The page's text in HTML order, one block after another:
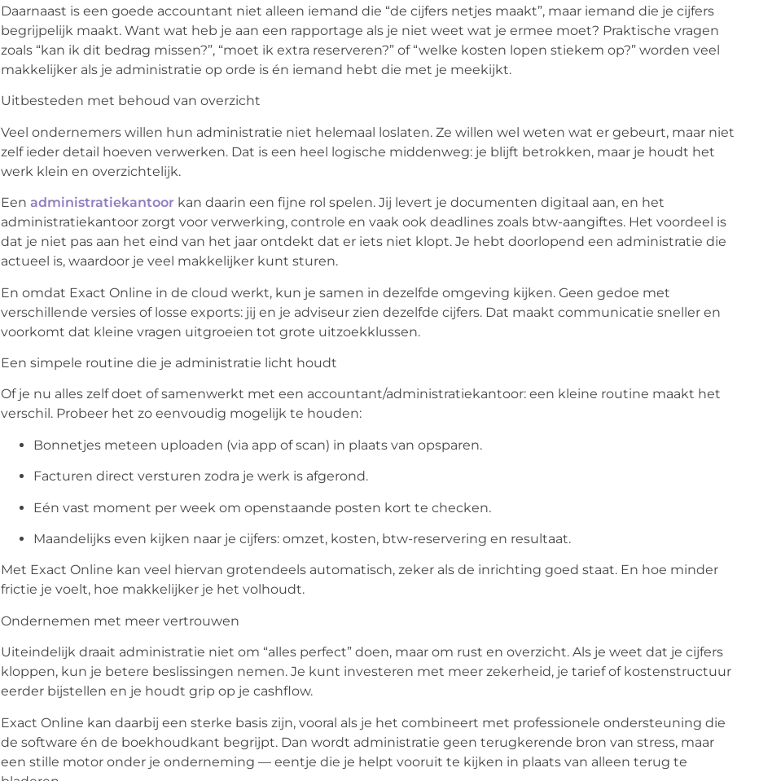
Daarnaast is een goede accountant niet alleen iemand die “de cijfers netjes maakt”, maar iemand die je cijfers
begrijpelijk maakt. Want wat heb je aan een rapportage als je niet weet wat je ermee moet? Praktische vragen
zoals “kan ik dit bedrag missen?”, “moet ik extra reserveren?” of “welke kosten lopen stiekem op?” worden veel
makkelijker als je administratie op orde is én iemand hebt die met je meekijkt.
Uitbesteden met behoud van overzicht
Veel ondernemers willen hun administratie niet helemaal loslaten. Ze willen wel weten wat er gebeurt, maar niet
zelf ieder detail hoeven verwerken. Dat is een heel logische middenweg: je blijft betrokken, maar je houdt het
werk klein en overzichtelijk.
Een administratiekantoor kan daarin een fijne rol spelen. Jij levert je documenten digitaal aan, en het
administratiekantoor zorgt voor verwerking, controle en vaak ook deadlines zoals btw-aangiftes. Het voordeel is
dat je niet pas aan het eind van het jaar ontdekt dat er iets niet klopt. Je hebt doorlopend een administratie die
actueel is, waardoor je veel makkelijker kunt sturen.
En omdat Exact Online in de cloud werkt, kun je samen in dezelfde omgeving kijken. Geen gedoe met
verschillende versies of losse exports: jij en je adviseur zien dezelfde cijfers. Dat maakt communicatie sneller en
voorkomt dat kleine vragen uitgroeien tot grote uitzoekklussen.
Een simpele routine die je administratie licht houdt
Of je nu alles zelf doet of samenwerkt met een accountant/administratiekantoor: een kleine routine maakt het
verschil. Probeer het zo eenvoudig mogelijk te houden:
Bonnetjes meteen uploaden (via app of scan) in plaats van opsparen.
Facturen direct versturen zodra je werk is afgerond.
Eén vast moment per week om openstaande posten kort te checken.
Maandelijks even kijken naar je cijfers: omzet, kosten, btw-reservering en resultaat.
Met Exact Online kan veel hiervan grotendeels automatisch, zeker als de inrichting goed staat. En hoe minder
frictie je voelt, hoe makkelijker je het volhoudt.
Ondernemen met meer vertrouwen
Uiteindelijk draait administratie niet om “alles perfect” doen, maar om rust en overzicht. Als je weet dat je cijfers
kloppen, kun je betere beslissingen nemen. Je kunt investeren met meer zekerheid, je tarief of kostenstructuur
eerder bijstellen en je houdt grip op je cashflow.
Exact Online kan daarbij een sterke basis zijn, vooral als je het combineert met professionele ondersteuning die
de software én de boekhoudkant begrijpt. Dan wordt administratie geen terugkerende bron van stress, maar
een stille motor onder je onderneming — eentje die je helpt vooruit te kijken in plaats van alleen terug te